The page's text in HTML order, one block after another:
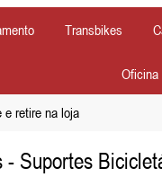
Transbikes
Oficina
retire na loja
Suportes